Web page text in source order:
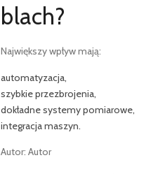
blach?
Największy wpływ mają:
automatyzacja,
szybkie przezbrojenia,
dokładne systemy pomiarowe,
integracja maszyn.
Autor: Autor